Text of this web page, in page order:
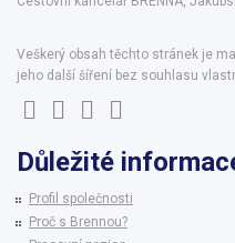
Veškerý obsah těchto stránek je
jeho další šíření bez souhlasu
Důležité
Profil společnosti
Proč s Brennou?